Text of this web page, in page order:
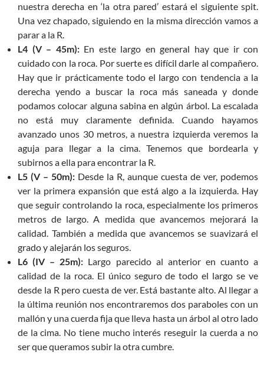
nuestra derecha en ‘la otra pared’ estará el siguiente spit.
Una vez chapado, siguiendo en la misma dirección vamos a
parar a la R.
L4 (V – 45m):En este largo en general hay que ir con
cuidado con la roca. Por suerte es difícil darle al compañero.
Hay que ir prácticamente todo el largo con tendencia a la
derecha yendo a buscar la roca más saneada y donde
podamos colocar alguna sabina en algún árbol. La escalada
no está muy claramente definida. Cuando hayamos
avanzado unos 30 metros, a nuestra izquierda veremos la
aguja para llegar a la cima. Tenemos que bordearla y
subirnos a ella para encontrar la R.
L5 (V – 50m): Desde la R, aunque cuesta de ver, podemos
ver la primera expansión que está algo a la izquierda. Hay
que seguir controlando la roca, especialmente los primeros
metros de largo. A medida que avancemos mejorará la
calidad. También a medida que avancemos se suavizará el
grado y alejarán los seguros.
L6 (IV – 25m): Largo parecido al anterior en cuanto a
calidad de la roca. El único seguro de todo el largo se ve
desde la R pero cuesta de ver. Está bastante alto. Al llegar a
la última reunión nos encontraremos dos paraboles con un
mallón y una cuerda fija que lleva hasta un árbol al otro lado
de la cima. No tiene mucho interés reseguir la cuerda a no
ser que queramos subir la otra cumbre.